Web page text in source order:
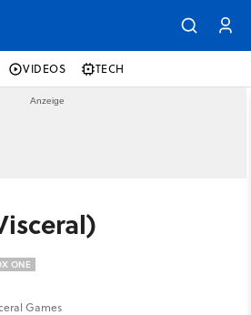
VIDEOS TECH
ONE
Games